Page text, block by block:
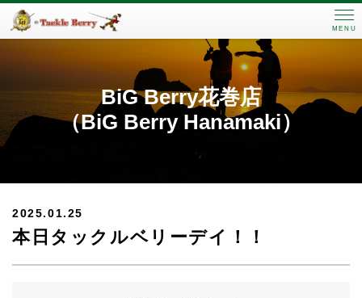
MENU
BiG Berry花巻店
（BiG Berry Hanamaki）
2025.01.25
本日タックルベリーデイ！！